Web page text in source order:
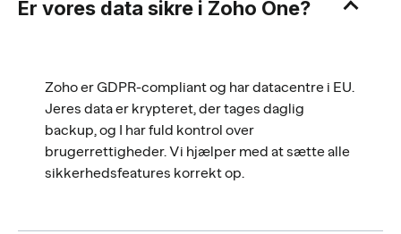
Er vores data sikre i Zoho One?
Zoho er GDPR-compliant og har datacentre i EU.
Jeres data er krypteret, der tages daglig
backup, og I har fuld kontrol over
brugerrettigheder. Vi hjælper med at sætte alle
sikkerhedsfeatures korrekt op.